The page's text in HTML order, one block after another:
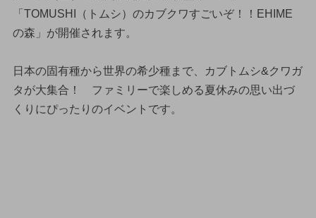
「TOMUSHI（トムシ）のカブクワすごいぞ！！EHIME
の森」が開催されます。
日本の固有種から世界の希少種まで、カブトムシ&クワガ
タが大集合！ ファミリーで楽しめる夏休みの思い出づ
くりにぴったりのイベントです。